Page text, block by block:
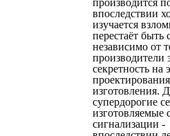
производится
впоследствии
изучается
перестаёт быть
независимо от
производители
секретность на
изготовления.
супердорогие
изготовляемые
сигнализации -